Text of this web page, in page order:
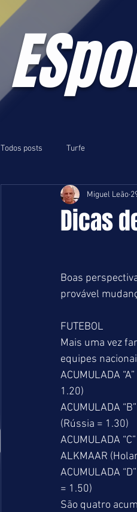
Todos posts Turfe
Dicas
Miguel Leão
Boas
provável
FUTEBOL
Mais uma vez
equipes
ACUMULADA
1.20)
ACUMULADA
(Rússia = 1.30)
ACUMULADA
ALKMAAR
ACUMULADA
= 1.50)
São quatro